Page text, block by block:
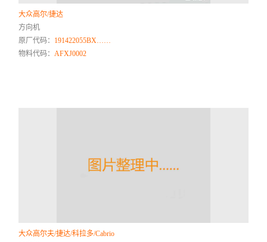
大众高尔/捷达
方向机
原厂代码： 191422055BX……
物料代码：AFXJ0002
大众高尔夫/捷达/科拉多/Cabrio